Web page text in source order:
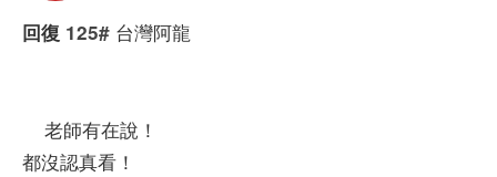
回復 125# 台灣阿龍
老師有在說！
都沒認真看！